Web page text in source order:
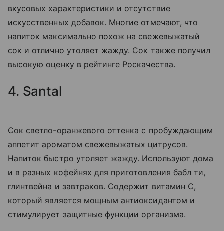
вкусовых характеристики и отсутствие
искусственных добавок. Многие отмечают, что
напиток максимально похож на свежевыжатый
сок и отлично утоляет жажду. Сок также получил
высокую оценку в рейтинге Роскачества.
4. Santal
Сок светло-оранжевого оттенка с пробуждающим
аппетит ароматом свежевыжатых цитрусов.
Напиток быстро утоляет жажду. Используют дома
и в разных кофейнях для приготовления бабл ти,
глинтвейна и завтраков. Содержит витамин C,
который является мощным антиоксидантом и
стимулирует защитные функции организма.